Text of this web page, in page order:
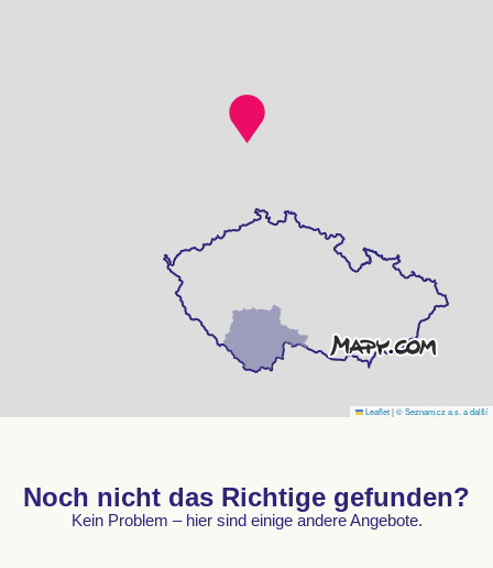
Leaflet|© Seznam.cz a.s. a další
Noch nicht das Richtige gefunden?
Kein Problem – hier sind einige andere Angebote.